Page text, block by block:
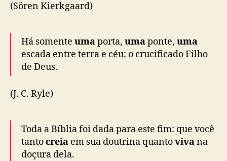
(Sören Kierkgaard)
Há somente umaporta, umaponte, uma
escada entre terra e céu: o crucificado Filho
de Deus.
(J. C. Ryle)
Toda a Bíblia foi dada para este fim: que você
tantocreia em sua doutrina quantovivana
doçura dela.